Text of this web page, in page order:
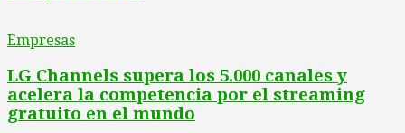
Empresas
LG Channels supera los 5.000 canales y
acelera la competencia por el streaming
gratuito en el mundo